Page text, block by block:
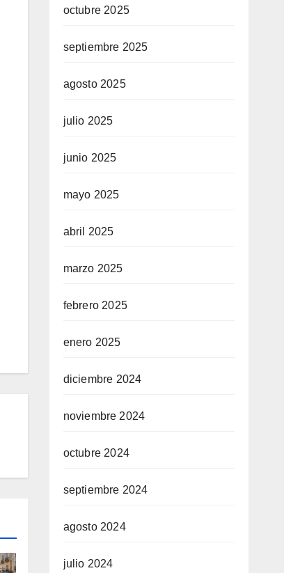
octubre 2025
septiembre 2025
agosto 2025
julio 2025
junio 2025
mayo 2025
abril 2025
marzo 2025
febrero 2025
enero 2025
diciembre 2024
noviembre 2024
octubre 2024
septiembre 2024
agosto 2024
julio 2024